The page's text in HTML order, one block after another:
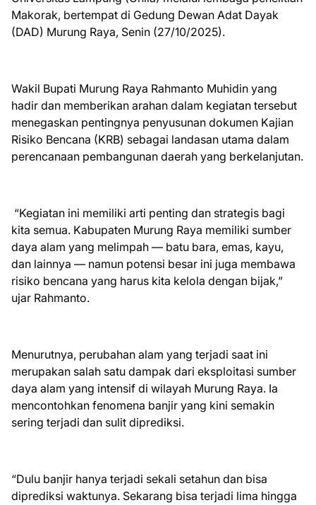
Makorak, bertempat di Gedung Dewan Adat Dayak
(DAD) Murung Raya, Senin (27/10/2025).
Wakil Bupati Murung Raya Rahmanto Muhidin yang
hadir dan memberikan arahan dalam kegiatan tersebut
menegaskan pentingnya penyusunan dokumen Kajian
Risiko Bencana (KRB) sebagai landasan utama dalam
perencanaan pembangunan daerah yang berkelanjutan.
“Kegiatan ini memiliki arti penting dan strategis bagi
kita semua. Kabupaten Murung Raya memiliki sumber
daya alam yang melimpah — batu bara, emas, kayu,
dan lainnya — namun potensi besar ini juga membawa
risiko bencana yang harus kita kelola dengan bijak,”
ujar Rahmanto.
Menurutnya, perubahan alam yang terjadi saat ini
merupakan salah satu dampak dari eksploitasi sumber
daya alam yang intensif di wilayah Murung Raya. Ia
mencontohkan fenomena banjir yang kini semakin
sering terjadi dan sulit diprediksi.
“Dulu banjir hanya terjadi sekali setahun dan bisa
diprediksi waktunya. Sekarang bisa terjadi lima hingga